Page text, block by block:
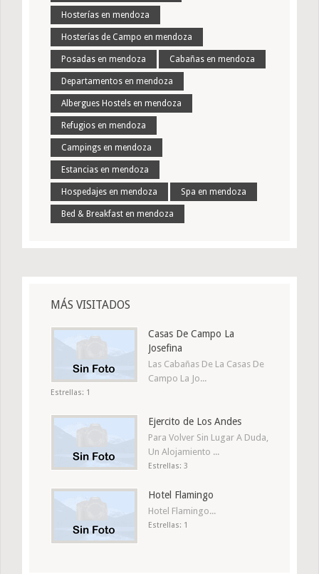
Hosterías en mendoza
Hosterías de Campo en mendoza
Posadas en mendoza Cabañas en mendoza
Departamentos en mendoza
Albergues Hostels en mendoza
Refugios en mendoza
Campings en mendoza
Estancias en mendoza
Hospedajes en mendoza Spa en mendoza
Bed & Breakfast en mendoza
MÁS VISITADOS
Casas De Campo La
Josefina
Las Cabañas De La Casas De
Campo La Jo...
Estrellas: 1
Ejercito de Los Andes
Para Volver Sin Lugar A Duda,
Un Alojamiento ...
Estrellas: 3
Hotel Flamingo
Hotel Flamingo...
Estrellas: 1